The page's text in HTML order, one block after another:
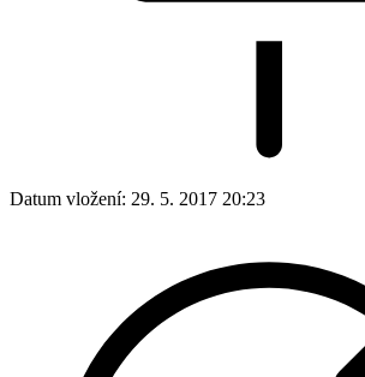
Datum vložení: 29. 5. 2017 20:23